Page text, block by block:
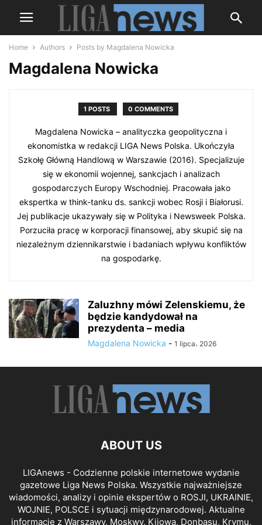
Home Authors Posts by Magdalena Nowicka
Magdalena Nowicka
1 POSTS 0 COMMENTS
Magdalena Nowicka – analityczka geopolityczna i
ekonomistka w redakcji LIGA News Polska. Ukończyła
Szkołę Główną Handlową w Warszawie (2016). Specjalizuje
się w ekonomii wojennej, sankcjach i analizach
gospodarczych Europy Wschodniej. Pracowała jako
ekspertka w think-tanku ds. sankcji wobec Rosji i Białorusi.
Jej publikacje ukazywały się w Polityka i Newsweek Polska.
Porzuciła pracę w korporacji finansowej, aby skupić się na
niezależnym dziennikarstwie i badaniach wpływu konfliktów
na gospodarkę.
Zaluzhny mówi Zelenskiemu, że
będzie kandydował na
prezydenta – media
Magdalena Nowicka - 1 lipca، 2026
ABOUT US
LIGAnews - Codzienne polskie internetowe wydanie
gazetowe Liga News Polska. Wszystkie najważniejsze
wiadomości, analizy i opinie ekspertów o ROSJI, UKRAINIE,
WOJNIE, POLSCE i sytuacji międzynarodowej. Aktualne
informacje z Warszawy, Moskwy, Kijowa, Donbasu, Krymu,